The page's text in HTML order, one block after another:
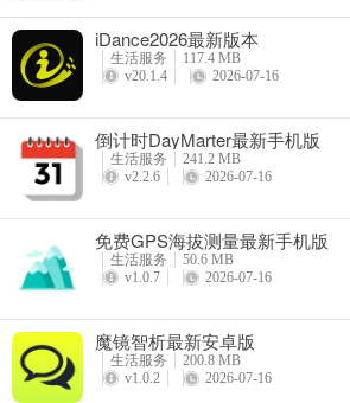
iDance2026最新版本
生活服务
117.4 MB
v20.1.4
2026-07-16
倒计时DayMarter最新手机版
生活服务
241.2 MB
v2.2.6
2026-07-16
免费GPS海拔测量最新手机版
生活服务
50.6 MB
v1.0.7
2026-07-16
魔镜智析最新安卓版
生活服务
200.8 MB
v1.0.2
2026-07-16